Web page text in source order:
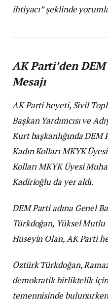
ihtiyacı” şeklinde
AK Parti’den DEM
Mesajı
AK Parti heyeti, Sivil
Başkan Yardımcısı ve
Kurt başkanlığında
Kadın Kolları MKYK
Kolları MKYK Üyesi
Kadirioğlu da yer aldı.
DEM Parti adına Genel
Türkdoğan, Yüksel
Hüseyin Olan, AK Parti
Öztürk Türkdoğan,
demokratik birliktelik için
temennisinde